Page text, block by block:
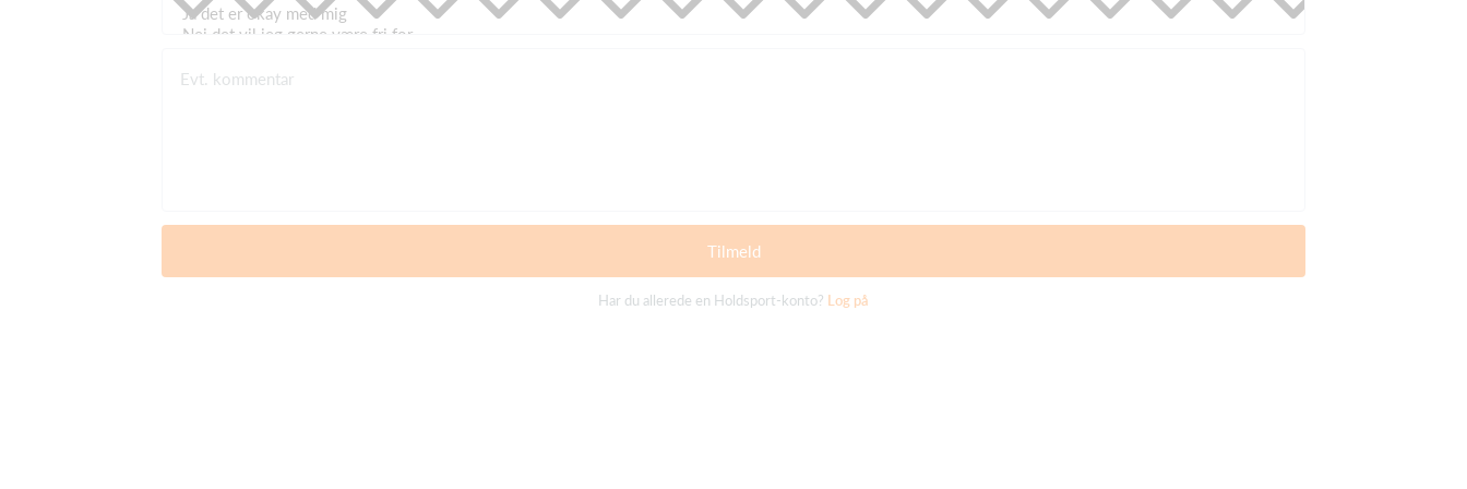
Evt. kommentar
Tilmeld
Har du allerede en Holdsport-konto? Log på